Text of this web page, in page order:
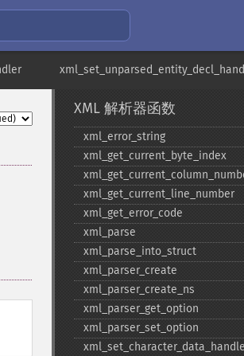
XML 解析器函数
xml_​error_​string
xml_​get_​current_​byte_​index
xml_​get_​current_​line_​number
xml_​get_​error_​code
xml_​parse
xml_​parse_​into_​struct
xml_​parser_​create
xml_​parser_​create_​ns
xml_​parser_​get_​option
xml_​parser_​set_​option